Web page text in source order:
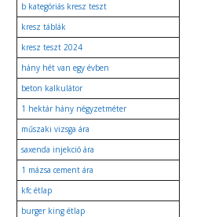
b kategóriás kresz teszt
kresz táblák
kresz teszt 2024
hány hét van egy évben
beton kalkulátor
1 hektár hány négyzetméter
műszaki vizsga ára
saxenda injekció ára
1 mázsa cement ára
kfc étlap
burger king étlap